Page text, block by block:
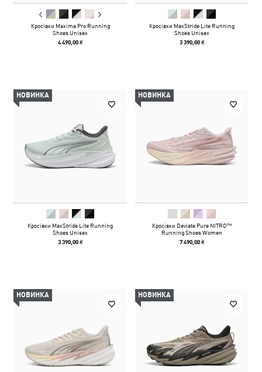
Кросівки Maxima Pro Running
Shoes Unisex
4 490,00 ₴
Кросівки MaxStride Lite Running
Shoes Unisex
3 390,00 ₴
НОВИНКА
Кросівки MaxStride Lite Running
Shoes Unisex
3 390,00 ₴
НОВИНКА
Кросівки Deviate Pure NITRO™
Running Shoes Women
7 490,00 ₴
НОВИНКА НОВИНКА